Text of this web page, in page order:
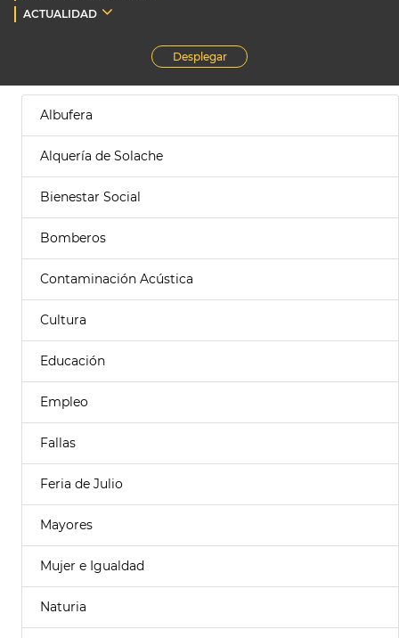
ACTUALIDAD
Desplegar
Albufera
Alquería de Solache
Bienestar Social
Bomberos
Contaminación Acústica
Cultura
Educación
Empleo
Fallas
Feria de Julio
Mayores
Mujer e Igualdad
Naturia